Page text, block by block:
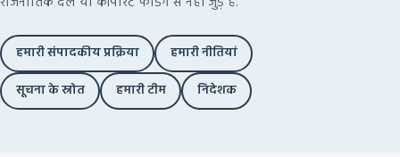
हमारी संपादकीय प्रक्रिया
हमारी नीतियां
सूचना के स्रोत
हमारी टीम निदेशक